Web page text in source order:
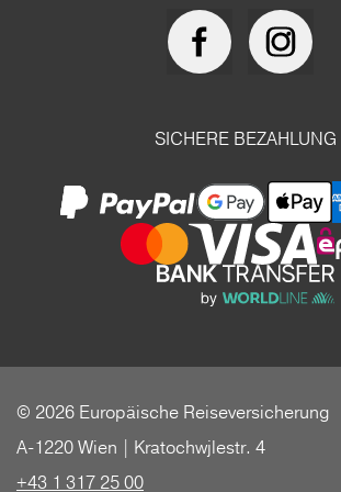
SICHERE BEZAHLUNG
© 2026 Europäische Reiseversicherung
A-1220 Wien | Kratochwjlestr. 4
+43 1 317 25 00